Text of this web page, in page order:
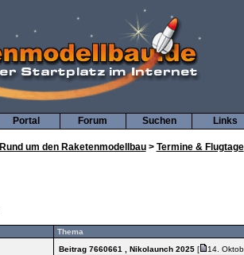
Links
Suchen
Forum
Portal
Rund um den Raketenmodellbau> Termine & Flugtage
Thema
Beitrag 7660661 , Nikolaunch 2025[ 14.